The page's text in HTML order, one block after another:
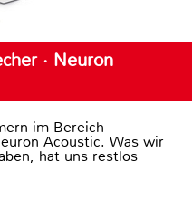
· Neuron
im Bereich
Acoustic. Was wir
hat uns restlos